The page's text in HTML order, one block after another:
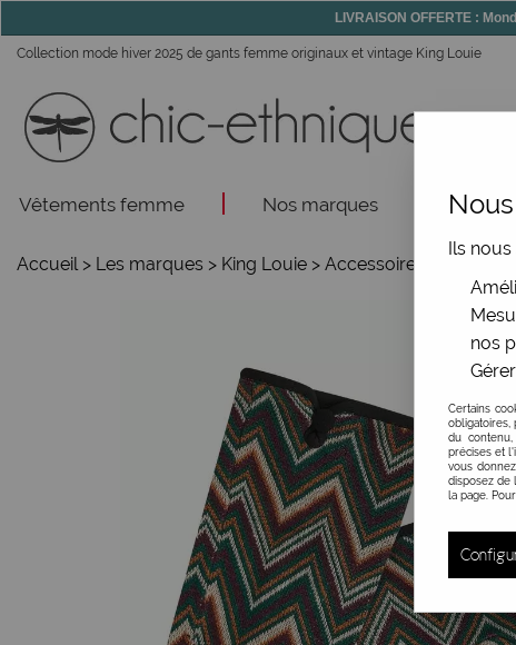
LIVRAISON OFFERTE :
Collection mode hiver 2025 de gants femme originaux et vintage King Louie
Vêtements femme Nos marques
Accueil > Les marques > King Louie > Accessoires Gants
Ils
nos
Certains
obligatoires,
du
précises et
vous
disposez de
la page.